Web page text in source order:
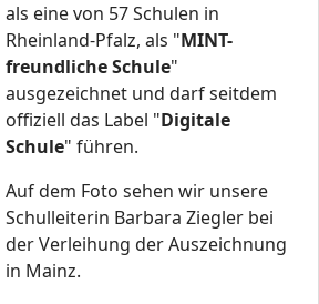
als eine von 57 Schulen in
Rheinland-Pfalz, als "MINT-
freundliche Schule"
ausgezeichnet und darf seitdem
offiziell das Label "Digitale
Schule" führen.
Auf dem Foto sehen wir unsere
Schulleiterin Barbara Ziegler bei
der Verleihung der Auszeichnung
in Mainz.